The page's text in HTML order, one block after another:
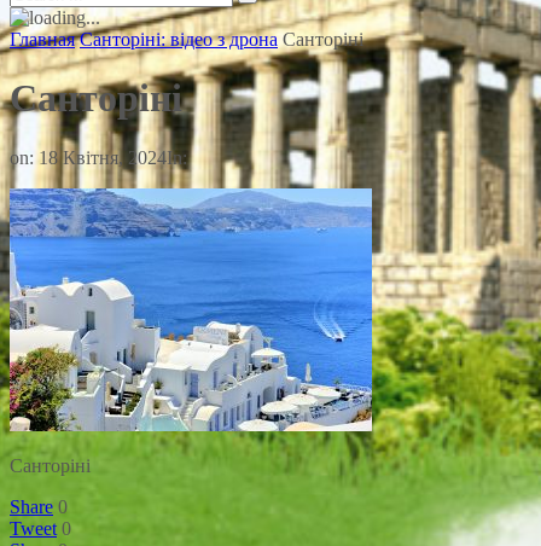
Главная Санторіні: відео з дрона Санторіні
Санторіні
on: 18 Квітня, 2024In:
Санторіні
Share 0
Tweet 0